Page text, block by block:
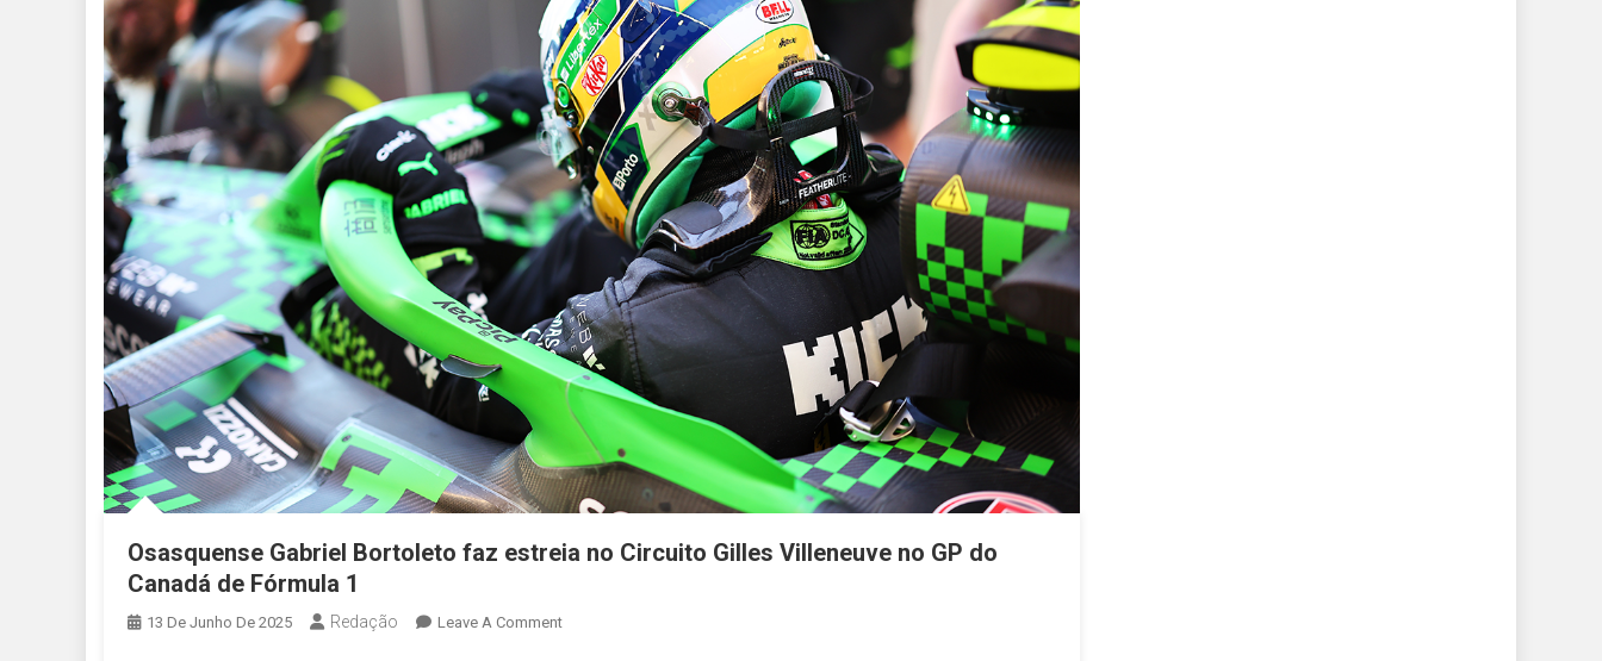
Abandona
O
GP
Da
Inglaterra
De
F1
Osasquense Gabriel Bortoleto faz estreia no Circuito Gilles Villeneuve no GP do
Canadá de Fórmula 1
13 De Junho De 2025 Redação Leave A CommentOn